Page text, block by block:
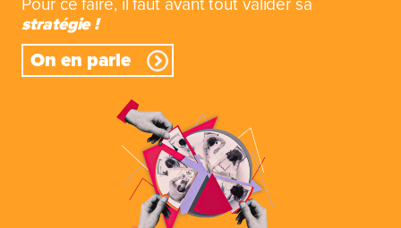
Pour ce faire, il faut avant tout valider sa
stratégie !
On en parle